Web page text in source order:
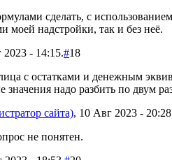
сделать, с
моей надстройки, так и без неё.
- 14:15.#18
с остатками и денежным
значения надо разбить по двум
сайта), 10 Авг 2023 -
не понятен.